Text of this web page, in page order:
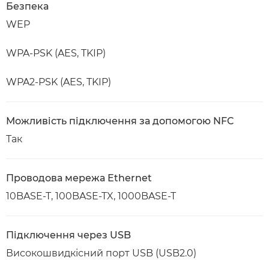
Безпека
WEP
WPA-PSK (AES, TKIP)
WPA2-PSK (AES, TKIP)
Можливість підключення за допомогою NFC
Так
Проводова мережа Ethernet
10BASE-T, 100BASE-TX, 1000BASE-T
Підключення через USB
Високошвидкісний порт USB (USB2.0)